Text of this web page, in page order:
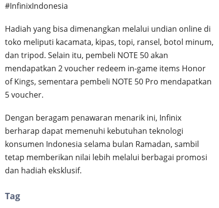
#InfinixIndonesia
Hadiah yang bisa dimenangkan melalui undian online di
toko meliputi kacamata, kipas, topi, ransel, botol minum,
dan tripod. Selain itu, pembeli NOTE 50 akan
mendapatkan 2 voucher redeem in-game items Honor
of Kings, sementara pembeli NOTE 50 Pro mendapatkan
5 voucher.
Dengan beragam penawaran menarik ini, Infinix
berharap dapat memenuhi kebutuhan teknologi
konsumen Indonesia selama bulan Ramadan, sambil
tetap memberikan nilai lebih melalui berbagai promosi
dan hadiah eksklusif.
Tag